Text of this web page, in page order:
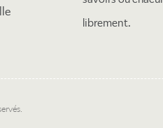
librement.